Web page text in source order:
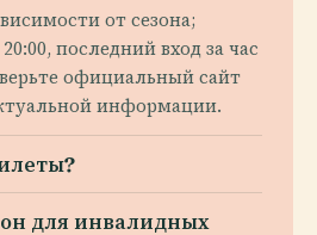
от сезона;
последний вход за час
официальный сайт
информации.
для инвалидных